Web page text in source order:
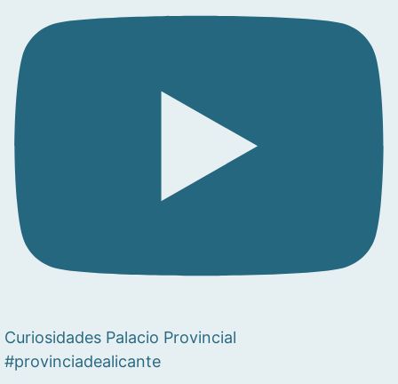
Curiosidades Palacio Provincial
#provinciadealicante